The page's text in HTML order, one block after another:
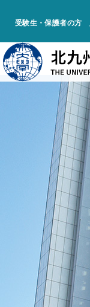
受験生・保護者の方